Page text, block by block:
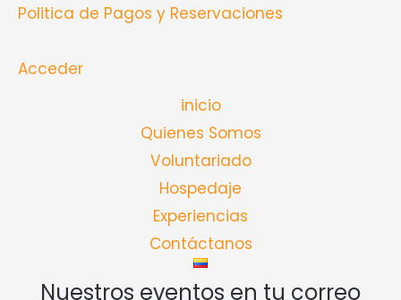
Politica de Pagos y Reservaciones
Acceder
inicio
Quienes Somos
Voluntariado
Hospedaje
Experiencias
Contáctanos
Nuestros eventos en tu correo